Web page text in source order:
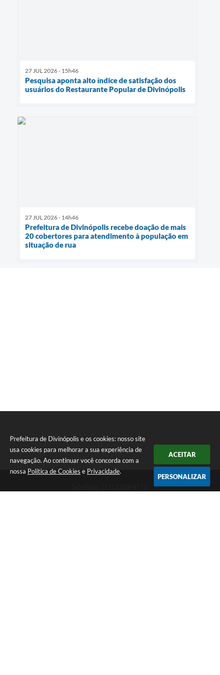
Prefeitura de Divinópolis e os cookies: nosso site
usa cookies para melhorar a sua experiência de
navegação. Ao continuar você concorda com a
nossa Política de Cookies e Privacidade.
ACEITAR
PERSONALIZAR
27 JUL 2026 - 15h46
Pesquisa aponta alto índice de satisfação dos
usuários do Restaurante Popular de Divinópolis
27 JUL 2026 - 14h46
Prefeitura de Divinópolis recebe doação de mais
20 cobertores para atendimento à população em
situação de rua